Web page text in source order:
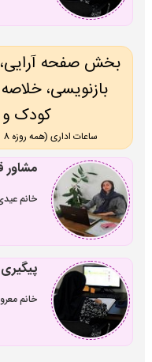
بخش صفحه آرایی،
بازنویسی،
کودک و
ساعات اداری (همه روزه 8 صبح تا 6 عصر، پنج شنبه ها تا 3 عصر )
مشاور
خانم
خانم